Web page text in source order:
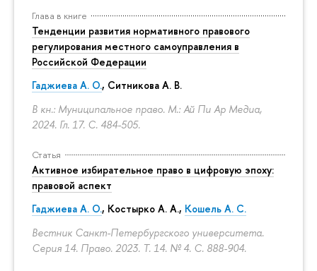
Глава в книге
Тенденции развития нормативного правового
регулирования местного самоуправления в
Российской Федерации
Гаджиева А. О., Ситникова А. В.
В кн.: Муниципальное право. М.: Ай Пи Ар Медиа,
2024. Гл. 17. С. 484-505.
Статья
Активное избирательное право в цифровую эпоху:
правовой аспект
Гаджиева А. О., Костырко А. А., Кошель А. С.
Вестник Санкт-Петербургского университета.
Серия 14. Право. 2023. Т. 14. № 4. С. 888-904.